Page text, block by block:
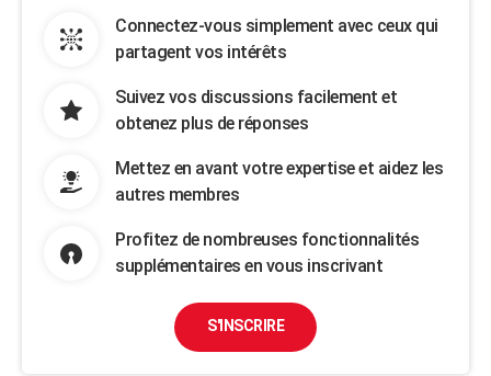
Connectez-vous simplement avec ceux qui
partagent vos intérêts
Suivez vos discussions facilement et
obtenez plus de réponses
Mettez en avant votre expertise et aidez les
autres membres
Profitez de nombreuses fonctionnalités
supplémentaires en vous inscrivant
S'INSCRIRE